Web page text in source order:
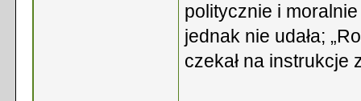
politycznie i
jednak nie udała;
czekał na instrukcje